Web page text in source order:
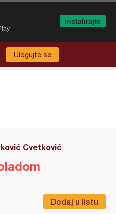
Ulogujte se
Cvetković
Dodaj u listu
Instalirajte